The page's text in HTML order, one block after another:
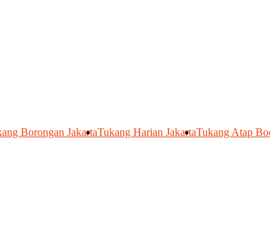
Borongan JakartaTukang Harian JakartaTukang Atap